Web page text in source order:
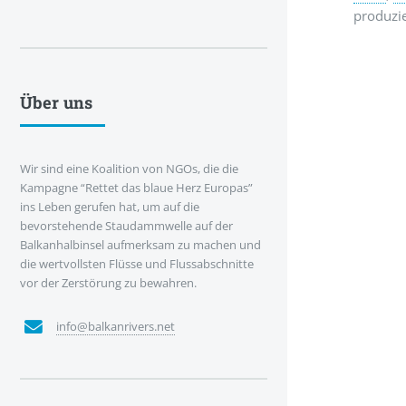
Über uns
Wir sind eine Koalition von NGOs, die die
Kampagne “Rettet das blaue Herz Europas”
ins Leben gerufen hat, um auf die
bevorstehende Staudammwelle auf der
Balkanhalbinsel aufmerksam zu machen und
die wertvollsten Flüsse und Flussabschnitte
vor der Zerstörung zu bewahren.
info@balkanrivers.net